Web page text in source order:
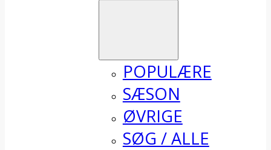
POPULÆRE
SÆSON
ØVRIGE
SØG / ALLE